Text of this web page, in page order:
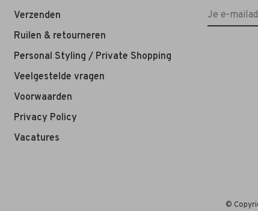
Verzenden
Ruilen & retourneren
Personal Styling / Private Shopping
Veelgestelde vragen
Voorwaarden
Privacy Policy
Vacatures
©